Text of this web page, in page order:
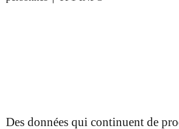
Des données qui continuent de